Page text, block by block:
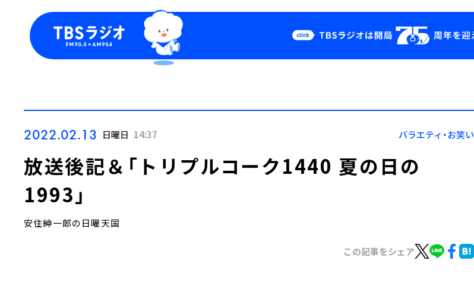
Podcast
YouTube
会社情報
2022.02.13 日曜日 14:37 バラエティ・お笑い
放送後記＆「トリプルコーク1440 夏の日の
1993」
安住紳一郎の日曜天国
この記事をシェア